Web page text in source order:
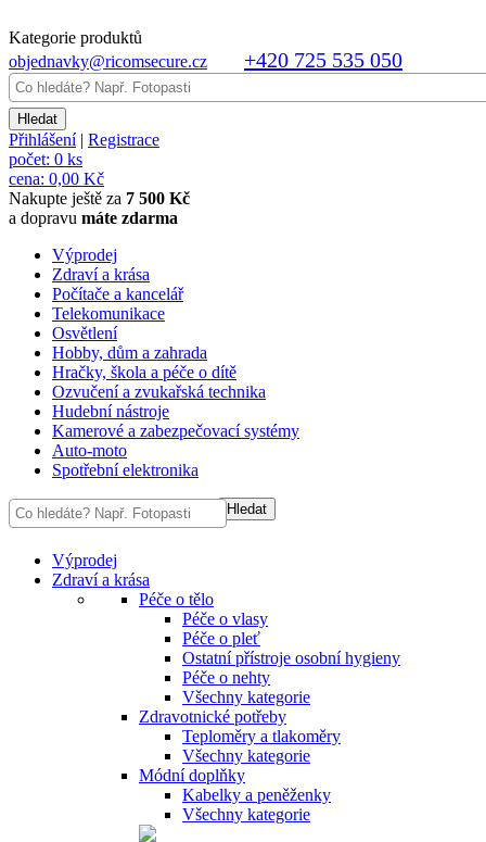
Kategorie produktů
objednavky@ricomsecure.cz
+420 725 535 050
Přihlášení| Registrace
počet: 0 ks
cena: 0,00 Kč
Nakupte ještě za 7 500 Kč
a dopravu máte zdarma
Výprodej
Zdraví a krása
Počítače a kancelář
Telekomunikace
Osvětlení
Hobby, dům a zahrada
Hračky, škola a péče o dítě
Ozvučení a zvukařská technika
Hudební nástroje
Kamerové a zabezpečovací systémy
Auto-moto
Spotřební elektronika
Výprodej
Zdraví a krása
Péče o tělo
Péče o vlasy
Péče o pleť
Ostatní přístroje osobní hygieny
Péče o nehty
Všechny kategorie
Zdravotnické potřeby
Teploměry a tlakoměry
Všechny kategorie
Módní doplňky
Kabelky a peněženky
Všechny kategorie